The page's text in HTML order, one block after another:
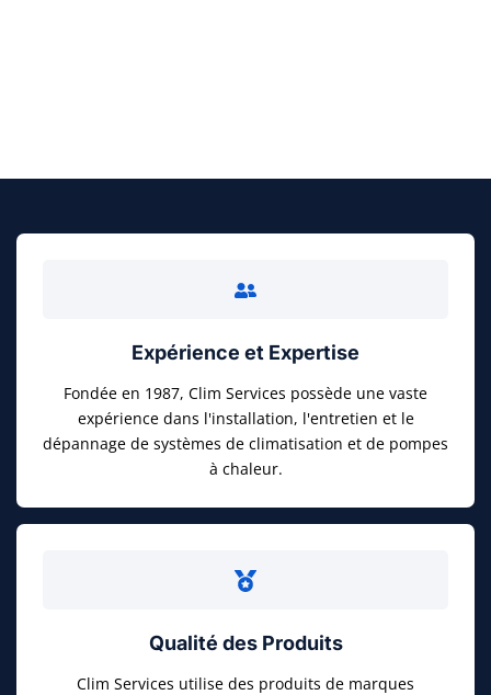
Expérience et Expertise
Fondée en 1987, Clim Services possède une vaste
expérience dans l'installation, l'entretien et le
dépannage de systèmes de climatisation et de pompes
à chaleur.
Qualité des Produits
Clim Services utilise des produits de marques